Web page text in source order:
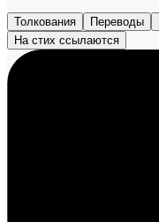
Толкования Переводы
На стих ссылаются